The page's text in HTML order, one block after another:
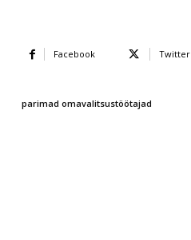
Facebook Twitter
parimad omavalitsustöötajad